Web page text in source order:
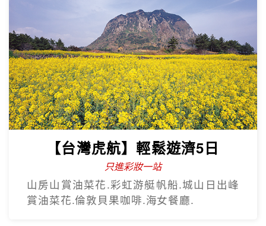
彩虹海岸道路紅白馬燈塔.泰迪熊野生動物
王國.城山日出峰.東門夜市.蓮洞購物街.